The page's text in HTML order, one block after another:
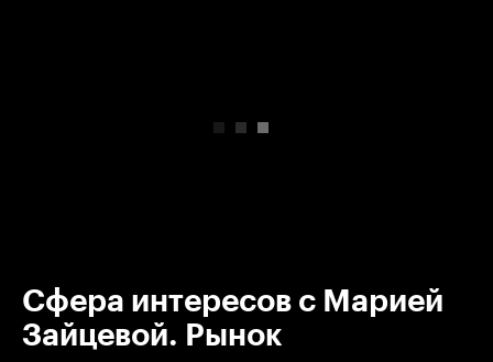
Сфера интересов с Марией
Зайцевой. Рынок